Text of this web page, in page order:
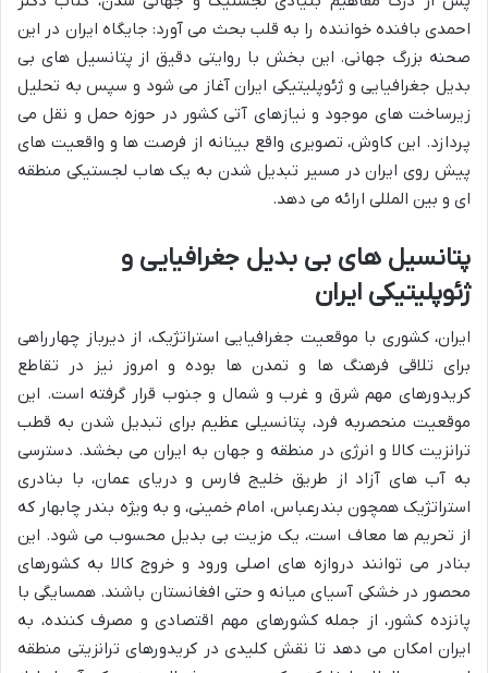
احمدی بافنده خواننده را به قلب بحث می آورد: جایگاه ایران در این
صحنه بزرگ جهانی. این بخش با روایتی دقیق از پتانسیل های بی
بدیل جغرافیایی و ژئوپلیتیکی ایران آغاز می شود و سپس به تحلیل
زیرساخت های موجود و نیازهای آتی کشور در حوزه حمل و نقل می
پردازد. این کاوش، تصویری واقع بینانه از فرصت ها و واقعیت های
پیش روی ایران در مسیر تبدیل شدن به یک هاب لجستیکی منطقه
ای و بین المللی ارائه می دهد.
پتانسیل های بی بدیل جغرافیایی و
ژئوپلیتیکی ایران
ایران، کشوری با موقعیت جغرافیایی استراتژیک، از دیرباز چهارراهی
برای تلاقی فرهنگ ها و تمدن ها بوده و امروز نیز در تقاطع
کریدورهای مهم شرق و غرب و شمال و جنوب قرار گرفته است. این
موقعیت منحصربه فرد، پتانسیلی عظیم برای تبدیل شدن به قطب
ترانزیت کالا و انرژی در منطقه و جهان به ایران می بخشد. دسترسی
به آب های آزاد از طریق خلیج فارس و دریای عمان، با بنادری
استراتژیک همچون بندرعباس، امام خمینی، و به ویژه بندر چابهار که
از تحریم ها معاف است، یک مزیت بی بدیل محسوب می شود. این
بنادر می توانند دروازه های اصلی ورود و خروج کالا به کشورهای
محصور در خشکی آسیای میانه و حتی افغانستان باشند. همسایگی با
پانزده کشور، از جمله کشورهای مهم اقتصادی و مصرف کننده، به
ایران امکان می دهد تا نقش کلیدی در کریدورهای ترانزیتی منطقه